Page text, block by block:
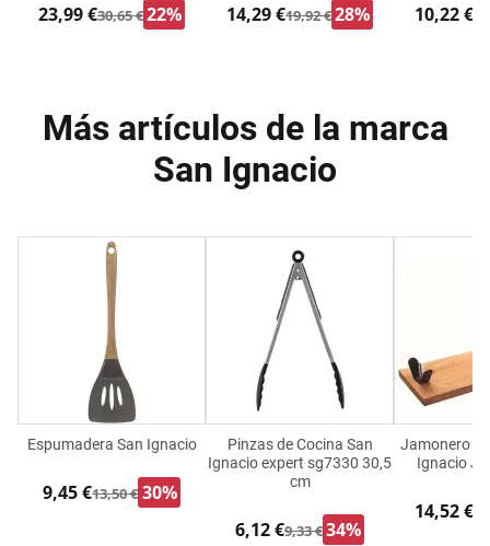
23,99 €30,65 €22% 14,29 €19,92 €28% 10,22 €
Más artículos de la marca
San Ignacio
Espumadera San Ignacio
9,45 €13,50 € 30%
Pinzas de Cocina San
Ignacio expert sg7330 30,5
cm
6,12 €9,33 €34%
Jamonero
Ignacio
14,52 €